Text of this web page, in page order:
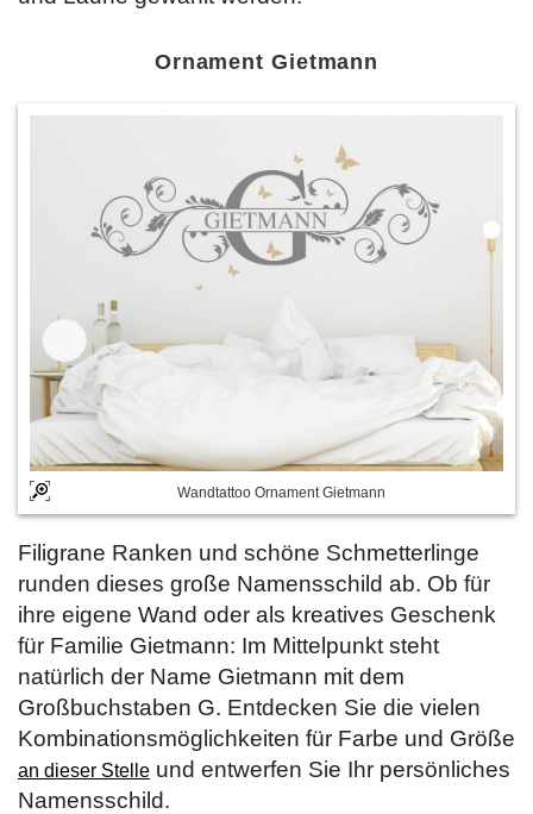
Ornament Gietmann
Wandtattoo Ornament Gietmann
Filigrane Ranken und schöne Schmetterlinge
runden dieses große Namensschild ab. Ob für
ihre eigene Wand oder als kreatives Geschenk
für Familie Gietmann: Im Mittelpunkt steht
natürlich der Name Gietmann mit dem
Großbuchstaben G. Entdecken Sie die vielen
Kombinationsmöglichkeiten für Farbe und Größe
an dieser Stelle und entwerfen Sie Ihr persönliches
Namensschild.